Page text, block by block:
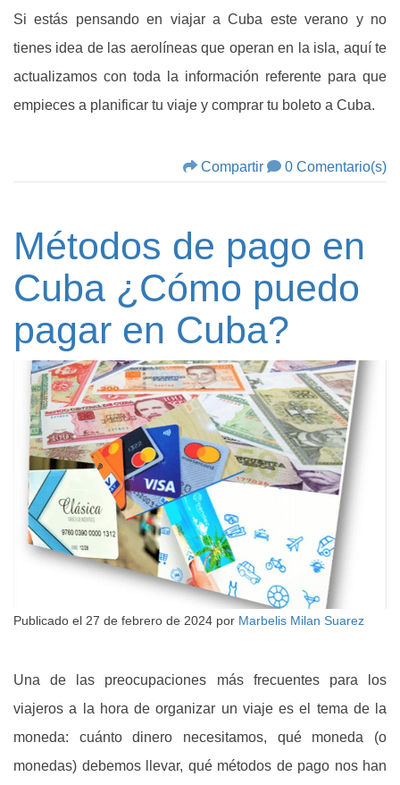
Si estás pensando en viajar a Cuba este verano y no
tienes idea de las aerolíneas que operan en la isla, aquí te
actualizamos con toda la información referente para que
empieces a planificar tu viaje y comprar tu boleto a Cuba.
Compartir 0 Comentario(s)
Métodos de pago en
Cuba ¿Cómo puedo
pagar en Cuba?
Publicado el 27 de febrero de 2024 por Marbelis Milan Suarez
Una de las preocupaciones más frecuentes para los
viajeros a la hora de organizar un viaje es el tema de la
moneda: cuánto dinero necesitamos, qué moneda (o
monedas) debemos llevar, qué métodos de pago nos han